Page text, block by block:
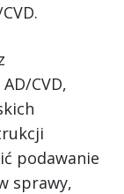
CVD,
podawanie
sprawy,